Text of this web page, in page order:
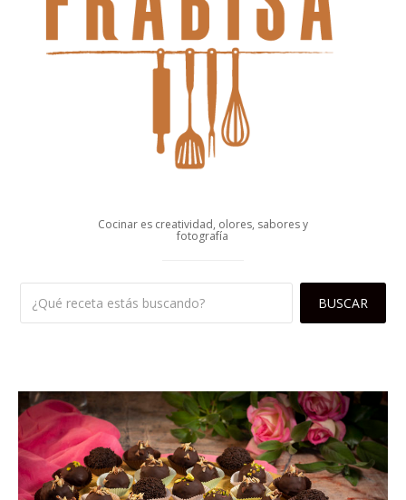
Cocinar es creatividad, olores, sabores y
fotografía